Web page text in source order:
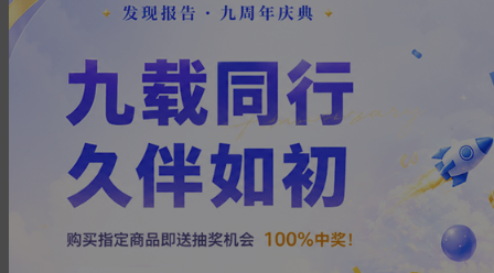
公募基金2021年二季度解析：
投资收益创新高，重仓股风格
转换
2021-08-19
路宜桥